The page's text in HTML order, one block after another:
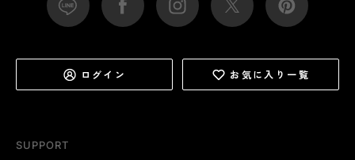
SUPPORT
ログイン お気に入り一覧